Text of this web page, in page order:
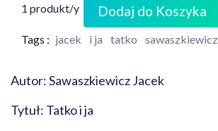
1 produkt/y Dodaj do Koszyka
Tags : jacek i ja tatko sawaszkiewicz
Autor: Sawaszkiewicz Jacek
Tytuł: Tatko i ja